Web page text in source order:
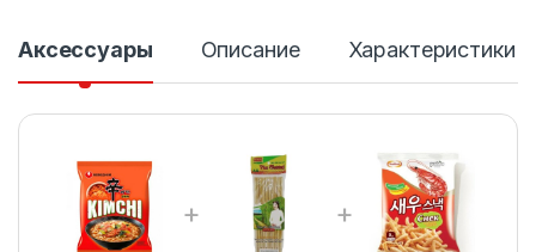
о
Аксессуары Описание Характеристики